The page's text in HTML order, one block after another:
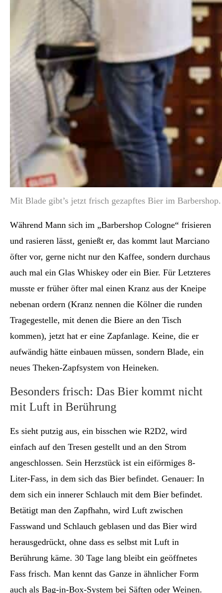
Mit Blade gibt’s jetzt frisch gezapftes Bier im Barbershop.
Während Mann sich im „Barbershop Cologne“ frisieren
und rasieren lässt, genießt er, das kommt laut Marciano
öfter vor, gerne nicht nur den Kaffee, sondern durchaus
auch mal ein Glas Whiskey oder ein Bier. Für Letzteres
musste er früher öfter mal einen Kranz aus der Kneipe
nebenan ordern (Kranz nennen die Kölner die runden
Tragegestelle, mit denen die Biere an den Tisch
kommen), jetzt hat er eine Zapfanlage. Keine, die er
aufwändig hätte einbauen müssen, sondern Blade, ein
neues Theken-Zapfsystem von Heineken.
Besonders frisch: Das Bier kommt nicht
mit Luft in Berührung
Es sieht putzig aus, ein bisschen wie R2D2, wird
einfach auf den Tresen gestellt und an den Strom
angeschlossen. Sein Herzstück ist ein eiförmiges 8-
Liter-Fass, in dem sich das Bier befindet. Genauer: In
dem sich ein innerer Schlauch mit dem Bier befindet.
Betätigt man den Zapfhahn, wird Luft zwischen
Fasswand und Schlauch geblasen und das Bier wird
herausgedrückt, ohne dass es selbst mit Luft in
Berührung käme. 30 Tage lang bleibt ein geöffnetes
Fass frisch. Man kennt das Ganze in ähnlicher Form
auch als Bag-in-Box-System bei Säften oder Weinen.